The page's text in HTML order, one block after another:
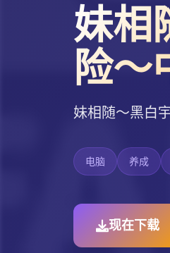
妹相
险～
妹相随～黑白
电脑 养成
现在下载